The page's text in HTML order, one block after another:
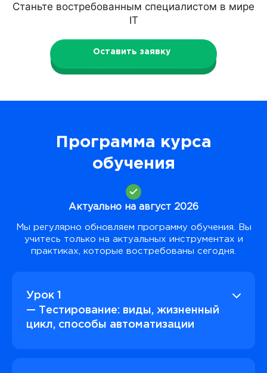
Станьте востребованным специалистом в мире
IT
Оставить заявку
Программа курса
обучения
Актуально на август 2026
Мы регулярно обновляем программу обучения. Вы
учитесь только на актуальных инструментах и
практиках, которые востребованы сегодня.
Урок 1
— Тестирование: виды, жизненный
цикл, способы автоматизации